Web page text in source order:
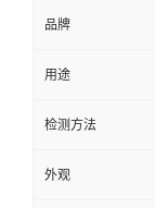
品牌
用途
检测方法
外观